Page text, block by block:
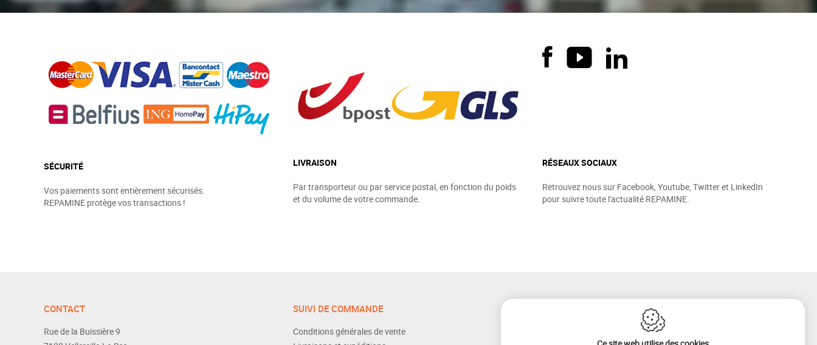
SÉCURITÉ
Vos paiements sont entièrement sécurisés.
REPAMINE protège vos transactions !
LIVRAISON
Par transporteur ou par service postal, en fonction du poids
et du volume de votre commande.
RÉSEAUX SOCIAUX
Retrouvez nous sur Facebook, Youtube, Twitter et LinkedIn
pour suivre toute l'actualité REPAMINE.
CONTACT
Rue de la Buissière 9
SUIVI DE COMMANDE
Conditions générales de vente